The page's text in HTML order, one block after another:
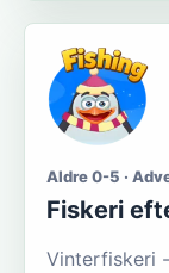
Aldre 0-5 ·
Fiskeri
Vinterfiskeri